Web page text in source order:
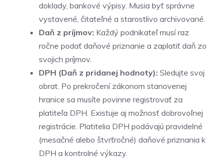
doklady, bankové výpisy. Musia byť správne
vystavené, čitateľné a starostlivo archivované.
Daň z príjmov: Každý podnikateľ musí raz
ročne podať daňové priznanie a zaplatiť daň zo
svojich príjmov.
DPH (Daň z pridanej hodnoty): Sledujte svoj
obrat. Po prekročení zákonom stanovenej
hranice sa musíte povinne registrovať za
platiteľa DPH. Existuje aj možnosť dobrovoľnej
registrácie. Platitelia DPH podávajú pravidelné
(mesačné alebo štvrťročné) daňové priznania k
DPH a kontrolné výkazy.